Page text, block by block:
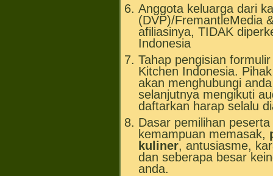
Anggota keluarga dari
(DVP)/FremantleMedia
afiliasinya, TIDAK
Indonesia
Tahap pengisian
Kitchen Indonesia.
akan menghubungi
selanjutnya mengikuti
daftarkan harap selalu
Dasar pemilihan
kemampuan memasak,
kuliner, antusiasme,
dan seberapa besar
anda.